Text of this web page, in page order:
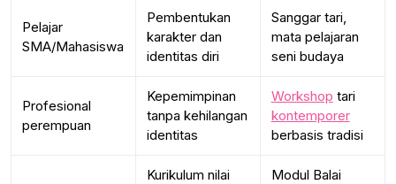
Pelajar
SMA/Mahasiswa
Pembentukan
karakter dan
identitas diri
Sanggar tari,
mata pelajaran
seni budaya
Profesional
perempuan
Kepemimpinan
tanpa kehilangan
identitas
Workshop tari
kontemporer
berbasis tradisi
Kurikulum nilai
Modul Balai